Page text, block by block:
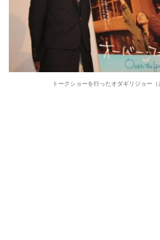
トークショーを行ったオダギリジョー